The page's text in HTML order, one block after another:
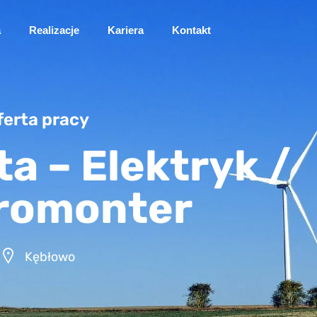
Realizacje Kariera Kontakt
pracy
– Elektryk /
Kębłowo